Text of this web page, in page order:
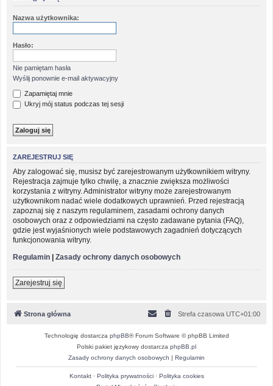
Nazwa użytkownika:
Hasło:
Nie pamiętam hasła
Wyślij ponownie e-mail aktywacyjny
Zapamiętaj mnie
Ukryj mój status podczas tej sesji
ZAREJESTRUJ SIĘ
Aby zalogować się, musisz być zarejestrowanym użytkownikiem witryny.
Rejestracja zajmuje tylko chwilę, a znacznie zwiększa możliwości
korzystania z witryny. Administrator witryny może zarejestrowanym
użytkownikom nadać wiele dodatkowych uprawnień. Przed rejestracją
zapoznaj się z naszym regulaminem, zasadami ochrony danych
osobowych oraz z odpowiedziami na często zadawane pytania (FAQ),
gdzie jest wyjaśnionych wiele podstawowych zagadnień dotyczących
funkcjonowania witryny.
Regulamin | Zasady ochrony danych osobowych
Zarejestruj się
Strona główna Strefa czasowa UTC+01:00
Technologię dostarcza phpBB® Forum Software © phpBB Limited
Polski pakiet językowy dostarcza phpBB.pl
Zasady ochrony danych osobowych | Regulamin
Kontakt· Polityka prywatności· Polityka cookies